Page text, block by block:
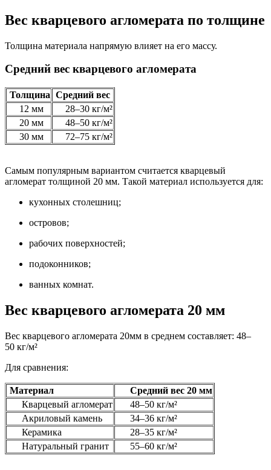
Вес кварцевого агломерата по толщине
Толщина материала напрямую влияет на его массу.
Средний вес кварцевого агломерата
Толщина Средний вес
12 мм
28–30 кг/м²
20 мм
48–50 кг/м²
30 мм
72–75 кг/м²
Самым популярным вариантом считается кварцевый
агломерат толщиной 20 мм. Такой материал используется для:
кухонных столешниц;
островов;
рабочих поверхностей;
подоконников;
ванных комнат.
Вес кварцевого агломерата 20 мм
Вес кварцевого агломерата 20мм в среднем составляет: 48–
50 кг/м²
Для сравнения:
Материал
Средний вес 20 мм
Кварцевый агломерат
48–50 кг/м²
Акриловый камень
34–36 кг/м²
Керамика
28–35 кг/м²
Натуральный гранит
55–60 кг/м²